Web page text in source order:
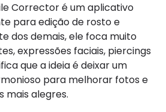
Corrector é um aplicativo
para edição de rosto e
dos demais, ele foca muito
expressões faciais, piercings
que a ideia é deixar um
para melhorar fotos e
mais alegres.